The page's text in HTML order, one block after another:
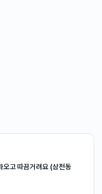
오고 따끔거려요 (삼천동